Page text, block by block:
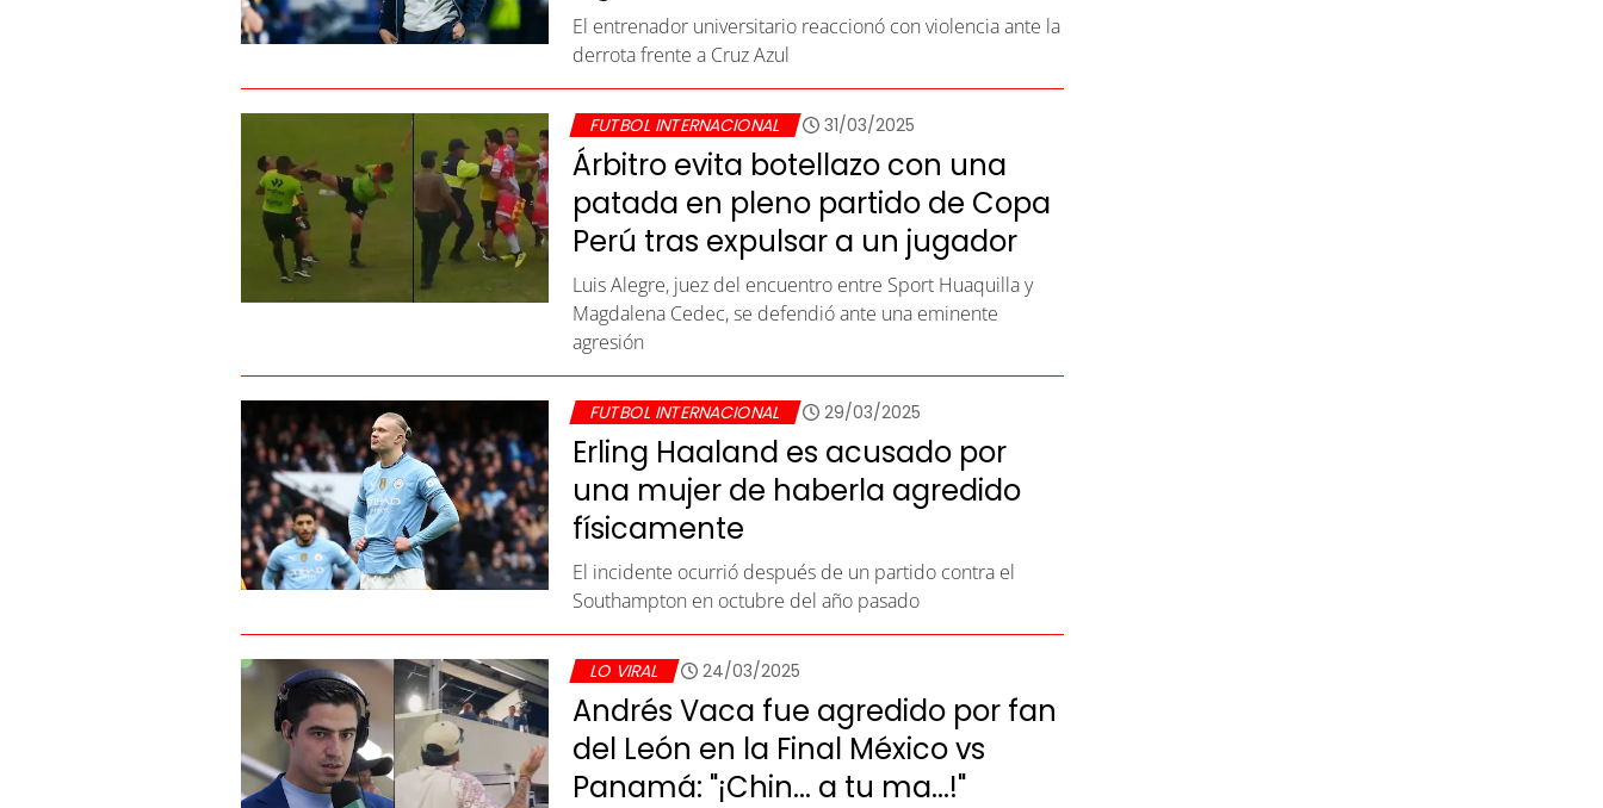
El entrenador universitario reaccionó con violencia ante la
derrota frente a Cruz Azul
FUTBOL INTERNACIONAL 31/03/2025
Árbitro evita botellazo con una
patada en pleno partido de Copa
Perú tras expulsar a un jugador
Luis Alegre, juez del encuentro entre Sport Huaquilla y
Magdalena Cedec, se defendió ante una eminente
agresión
FUTBOL INTERNACIONAL 29/03/2025
Erling Haaland es acusado por
una mujer de haberla agredido
físicamente
El incidente ocurrió después de un partido contra el
Southampton en octubre del año pasado
LO VIRAL 24/03/2025
Andrés Vaca fue agredido por fan
del León en la Final México vs
Panamá: "¡Chin... a tu ma...!"